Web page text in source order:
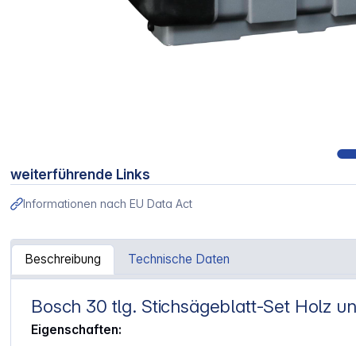
weiterführende Links
Informationen nach EU Data Act
Beschreibung Technische Daten
Artikelinformationen "Bosch 30tlg. Stichsägeblatt-Set Holz
Bosch 30 tlg. Stichsägeblatt-Set Holz
Eigenschaften: